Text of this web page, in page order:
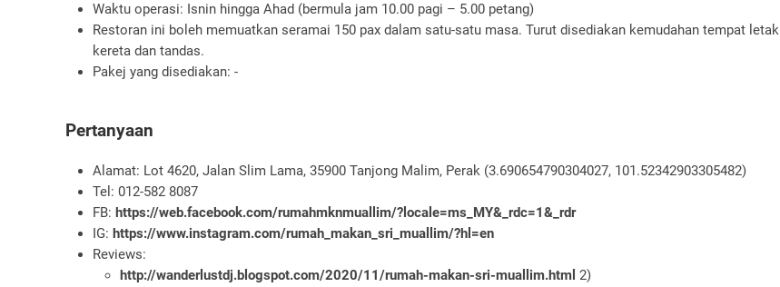
Waktu operasi: Isnin hingga Ahad (bermula jam 10.00 pagi – 5.00 petang)
Restoran ini boleh memuatkan seramai 150 pax dalam satu-satu masa. Turut disediakan kemudahan tempat letak
kereta dan tandas.
Pakej yang disediakan: -
Pertanyaan
Alamat: Lot 4620, Jalan Slim Lama, 35900 Tanjong Malim, Perak (3.690654790304027, 101.52342903305482)
Tel: 012-582 8087
FB: https://web.facebook.com/rumahmknmuallim/?locale=ms_MY&_rdc=1&_rdr
IG: https://www.instagram.com/rumah_makan_sri_muallim/?hl=en
Reviews:
http://wanderlustdj.blogspot.com/2020/11/rumah-makan-sri-muallim.html 2)